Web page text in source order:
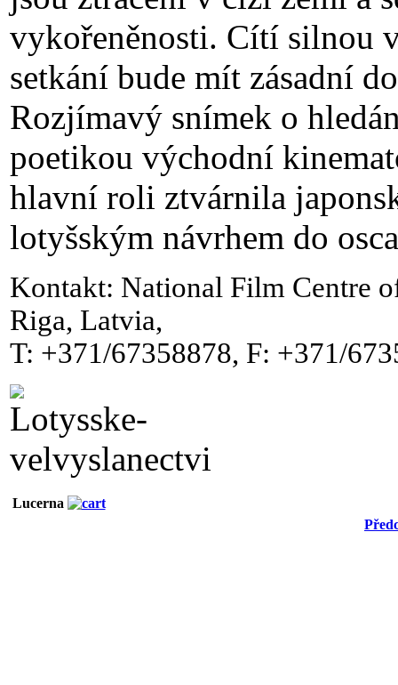
vykořeněnosti. Cítí silnou
setkání bude mít zásadní
Rozjímavý snímek o
poetikou východní
hlavní roli ztvárnila
lotyšským návrhem do
Kontakt: National Film Centre
Riga, Latvia,
T: +371/67358878, F: +371/
Lucerna